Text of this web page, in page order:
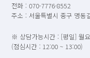
전화 : 070-7776-8552
주소 : 서울특별시 중구 명동
※ 상담가능시간 : [평일] 월
(점심시간 : 12:00 ~ 13:00)